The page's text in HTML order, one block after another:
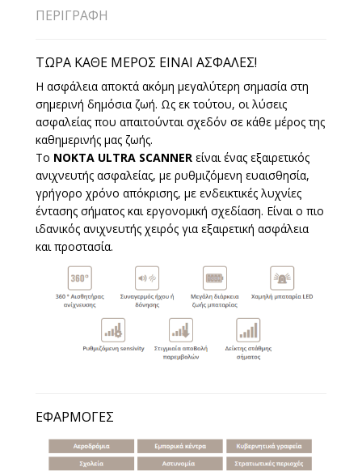
ΠΕΡΙΓΡΑΦΉ
ΤΏΡΑ ΚΑΘΕ ΜΕΡΟΣ ΕΙΝΑΙ ΑΣΦΑΛΕΣ!
Η ασφάλεια αποκτά ακόμη μεγαλύτερη σημασία στη
σημερινή δημόσια ζωή. Ως εκ τούτου, οι λύσεις
ασφαλείας που απαιτούνται σχεδόν σε κάθε μέρος της
καθημερινής μας ζωής.
Το NOKTA ULTRA SCANNER είναι ένας εξαιρετικός
ανιχνευτής ασφαλείας, με ρυθμιζόμενη ευαισθησία,
γρήγορο χρόνο απόκρισης, με ενδεικτικές λυχνίες
έντασης σήματος και εργονομική σχεδίαση. Είναι ο πιο
ιδανικός ανιχνευτής χειρός για εξαιρετική ασφάλεια
και προστασία.
ΕΦΑΡΜΟΓΈΣ